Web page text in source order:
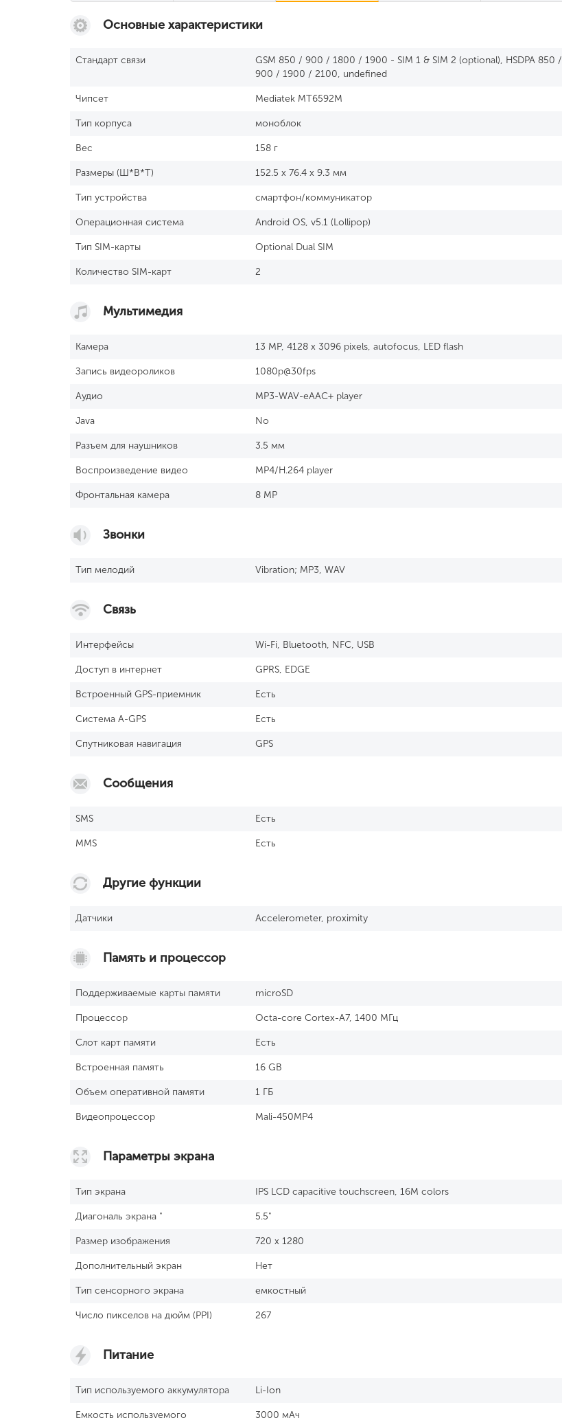
Основные характеристики
Стандарт связи
GSM 850 / 900 / 1800 / 1900 - SIM 1 & SIM 2 (optional), HSDPA 850 /
900 / 1900 / 2100, undefined
Чипсет Mediatek MT6592M
Тип корпуса моноблок
Вес 158 г
Размеры (Ш*В*Т) 152.5 x 76.4 x 9.3 мм
Тип устройства смартфон/коммуникатор
Операционная система Android OS, v5.1 (Lollipop)
Тип SIM-карты Optional Dual SIM
Количество SIM-карт 2
Мультимедия
Камера 13 MP, 4128 x 3096 pixels, autofocus, LED flash
Запись видеороликов 1080p@30fps
Аудио MP3-WAV-eAAC+ player
Java No
Разъем для наушников 3.5 мм
Воспроизведение видео MP4/H.264 player
Фронтальная камера 8 MP
Звонки
Тип мелодий Vibration; MP3, WAV
Связь
Интерфейсы Wi-Fi, Bluetooth, NFC, USB
Доступ в интернет GPRS, EDGE
Встроенный GРS-приемник Есть
Cистема А-GРS Есть
Спутниковая навигация GPS
Сообщения
SМS Есть
MMS Есть
Другие функции
Датчики Accelerometer, proximity
Память и процессор
Поддерживаемые карты памяти microSD
Процессор Octa-core Cortex-A7, 1400 МГц
Слот карт памяти Есть
Встроенная память 16 GB
Объем оперативной памяти 1 ГБ
Видеопроцессор Mali-450MP4
Параметры экрана
Тип экрана IPS LCD capacitive touchscreen, 16M colors
Диагональ экрана " 5.5"
Размер изображения 720 x 1280
Дополнительный экран Нет
Тип сенсорного экрана емкостный
Число пикселов на дюйм (PPI) 267
Питание
Тип используемого аккумулятора Li-Ion
Емкость используемого 3000 мАч